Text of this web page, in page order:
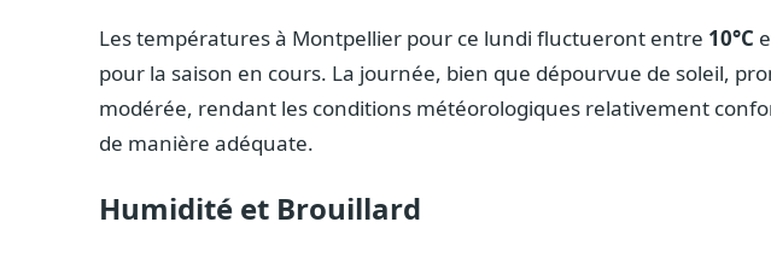
Les températures à Montpellier pour ce lundi fluctueront entre 10°C
pour la saison en cours. La journée, bien que dépourvue de soleil,
modérée, rendant les conditions météorologiques relativement
de manière adéquate.
Humidité et Brouillard